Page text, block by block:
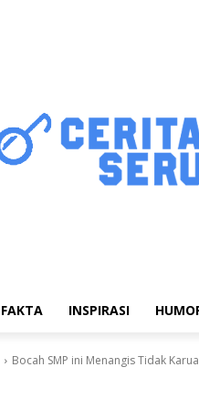
FAKTA INSPIRASI
Bocah SMP ini Menangis Tidak